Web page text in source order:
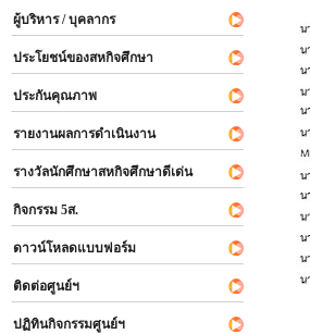
ผู้บริหาร / บุคลากร
ประโยชน์ของสหกิจศึกษา
ประกันคุณภาพ
รายงานผลการดำเนินงาน
รางวัลนักศึกษาสหกิจศึกษาดีเด่น
กิจกรรม 5ส.
ดาวน์โหลดแบบฟอร์ม
ติดต่อศูนย์ฯ
ปฏิทินกิจกรรมศูนย์ฯ